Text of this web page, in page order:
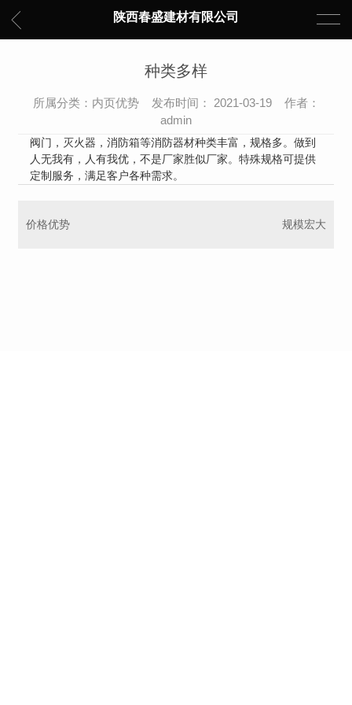
陕西春盛建材有限公司
种类多样
所属分类：内页优势 发布时间： 2021-03-19 作者：
admin
阀门，灭火器，消防箱等消防器材种类丰富，规格多。做到
人无我有，人有我优，不是厂家胜似厂家。特殊规格可提供
定制服务，满足客户各种需求。
价格优势 规模宏大